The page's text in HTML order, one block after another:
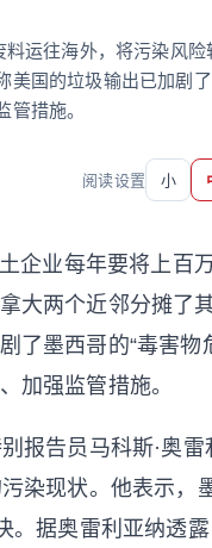
运往海外，将污染风
国的垃圾输出已加剧
措施。
阅读设置 小
企业每年要将上百
大两个近邻分摊了
了墨西哥的“毒害物
加强监管措施。
报告员马科斯·奥雷
染现状。他表示，
。据奥雷利亚纳透